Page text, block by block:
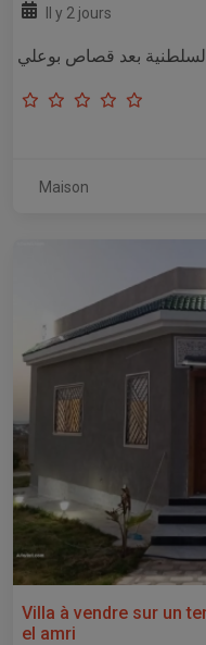
Il y 2 jours
Maison
Villa à vendre sur un
el amri